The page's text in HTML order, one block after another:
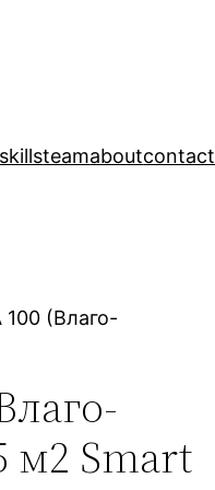
skillsteamaboutcontact
(Влаго-
м2 Smart